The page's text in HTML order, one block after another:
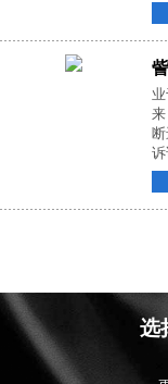
诉
选